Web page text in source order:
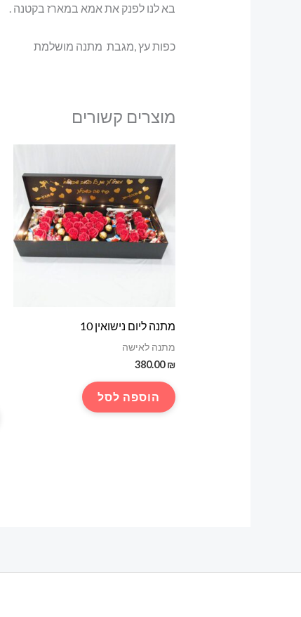
בא לנו לפנק את אמא במארז בקטנה .
כפות עץ ,מגבת מתנה מושלמת
מוצרים קשורים
מתנה ליום נישואין 10
מתנה לאישה
380.00₪
הוספה לסל